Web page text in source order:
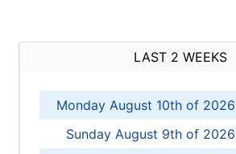
LAST 2 WEEKS
Monday August 10th of 2026
Sunday August 9th of 2026